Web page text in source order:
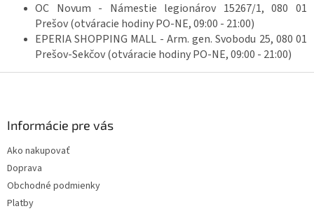
OC Novum - Námestie legionárov 15267/1, 080 01
Prešov(otváracie hodiny PO-NE, 09:00 - 21:00)
EPERIA SHOPPING MALL - Arm. gen. Svobodu 25, 080 01
Prešov-Sekčov(otváracie hodiny PO-NE, 09:00 - 21:00)
Informácie pre vás
Ako nakupovať
Doprava
Obchodné podmienky
Platby